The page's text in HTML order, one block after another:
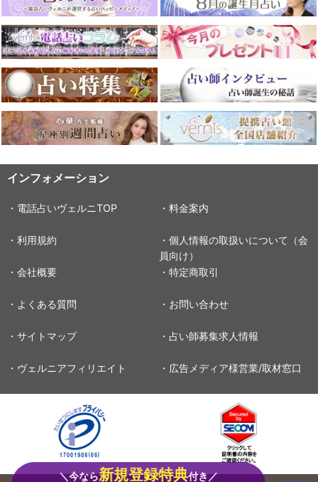
＼今なら新規登録特典付き／
インフォメーション
・電話占いヴェルニTOP ・料金案内
・利用規約
・個人情報の取扱いについて（会
員向け）
・会社概要
・特定商取引
・よくある質問 ・お問い合わせ
・サイトマップ ・占い師募集求人情報
・ヴェルニアフィリエイト ・広告メディア様営業/取材窓口